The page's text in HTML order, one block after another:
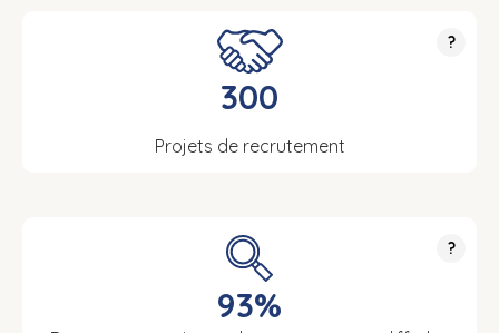
?
300
Projets de recrutement
?
93%